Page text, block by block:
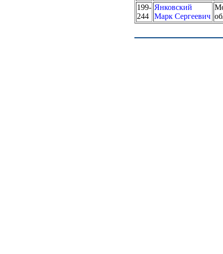
199-
244
Янковский
Марк Сергеевич